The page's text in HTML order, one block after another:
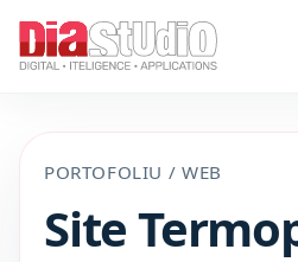
PORTOFOLIU / WEB
Site